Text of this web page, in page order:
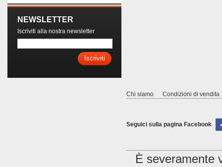
NEWSLETTER
Iscriviti alla nostra newsletter
Iscriviti
Chi siamo Condizioni di vendita
Seguici sulla pagina Facebook
È severamente